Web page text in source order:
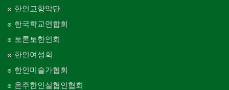
한인교향악단
한국학교연합회
토론토한인회
한인여성회
한인미술가협회
온주한인실협인협회